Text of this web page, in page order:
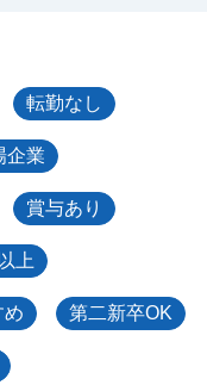
転勤なし
企業
賞与あり
上
め 第二新卒OK